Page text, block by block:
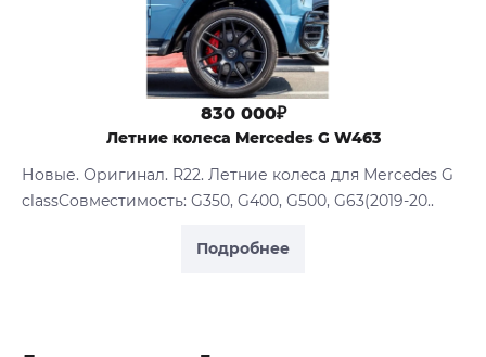
Подробнее
830 000₽
Летние колеса Mercedes G W463
Нoвые. Оригинал. R22. Летние колeсa для Меrcedes G
сlassCoвмecтимocть: G350, G400, G500, G63(2019-20..